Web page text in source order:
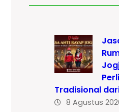
Tradisional
8 Agustus